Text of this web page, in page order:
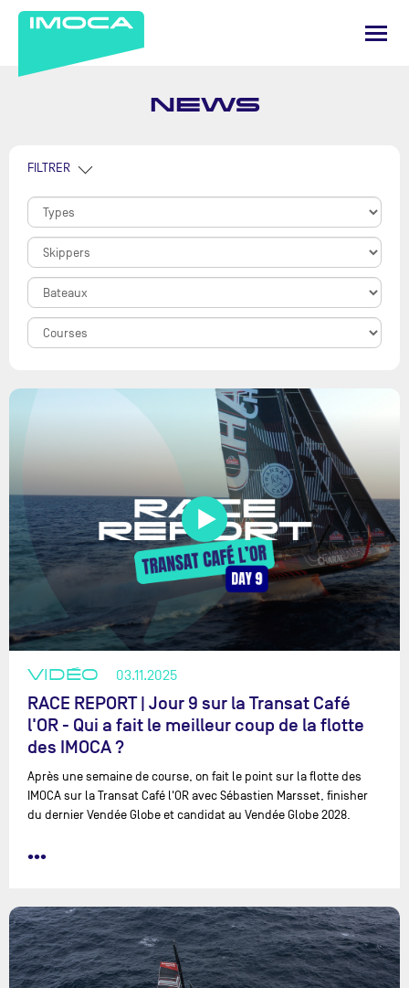
NEWS
FILTRER
VIDÉO 03.11.2025
RACE REPORT | Jour 9 sur la Transat Café
l'OR - Qui a fait le meilleur coup de la flotte
des IMOCA ?
Après une semaine de course, on fait le point sur la flotte des
IMOCA sur la Transat Café l'OR avec Sébastien Marsset, finisher
du dernier Vendée Globe et candidat au Vendée Globe 2028.
•••